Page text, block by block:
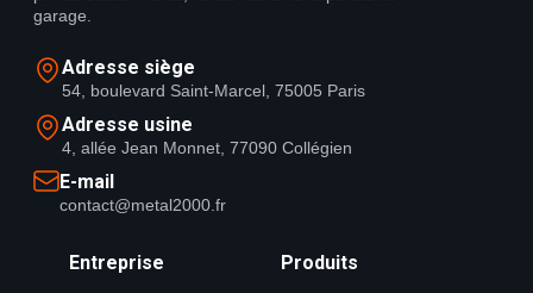
garage.
Adresse siège
54, boulevard Saint-Marcel, 75005 Paris
Adresse usine
4, allée Jean Monnet, 77090 Collégien
E-mail
contact@metal2000.fr
Entreprise Produits